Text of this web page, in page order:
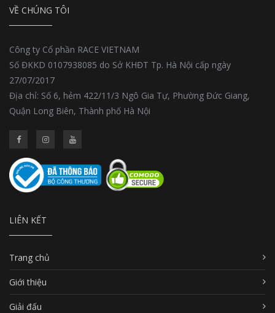
VỀ CHÚNG TÔI
Công ty Cổ phần RACE VIETNAM
Số ĐKKD 0107938085 do Sở KHĐT Tp. Hà Nội cấp ngày
27/07/2017
Địa chỉ: Số 6, hẻm 422/11/3 Ngô Gia Tự, Phường Đức Giang,
Quận Long Biên, Thành phố Hà Nội
LIÊN KẾT
Trang chủ
Giới thiệu
Giải đấu